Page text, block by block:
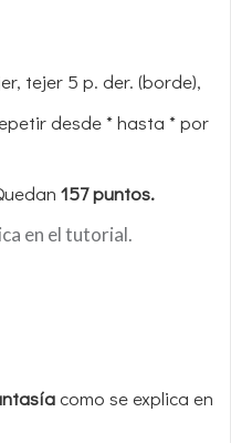
tejer 5 p. der. (borde),
desde * hasta * por
157 puntos.
en el tutorial.
como se explica en